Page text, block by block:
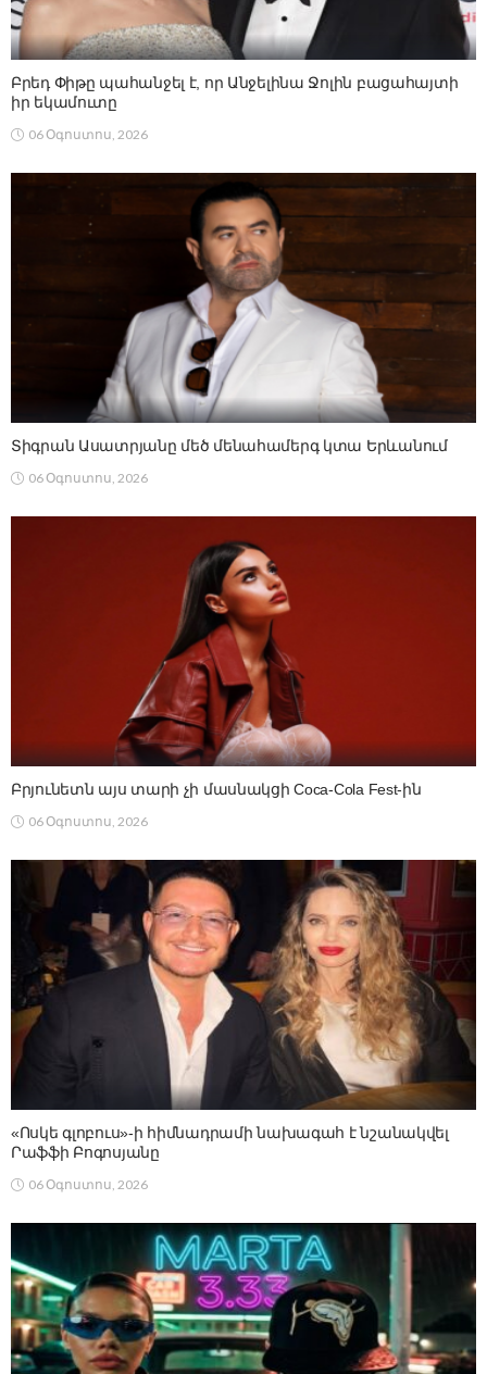
Բրեդ Փիթը պահանջել է, որ Անջելինա Ջոլին բացահայտի
իր եկամուտը
06 Օգոստոս, 2026
Տիգրան Ասատրյանը մեծ մենահամերգ կտա Երևանում
06 Օգոստոս, 2026
Բրյունետն այս տարի չի մասնակցի Coca-Cola Fest-ին
06 Օգոստոս, 2026
«Ոսկե գլոբուս»-ի հիմնադրամի նախագահ է նշանակվել
Րաֆֆի Բոգոսյանը
06 Օգոստոս, 2026